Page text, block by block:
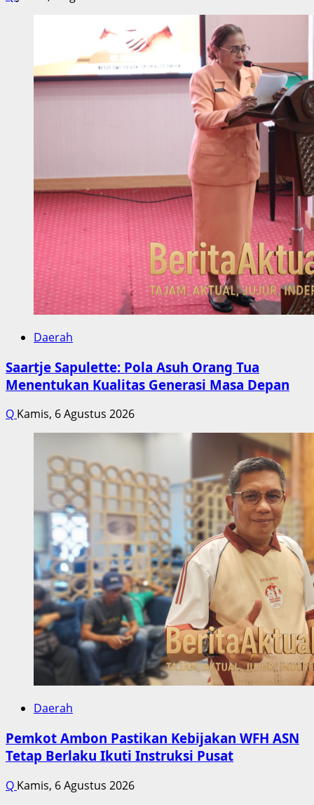
Daerah
Saartje Sapulette: Pola Asuh Orang Tua
Menentukan Kualitas Generasi Masa Depan
Q Kamis, 6 Agustus 2026
Daerah
Pemkot Ambon Pastikan Kebijakan WFH ASN
Tetap Berlaku Ikuti Instruksi Pusat
Q Kamis, 6 Agustus 2026